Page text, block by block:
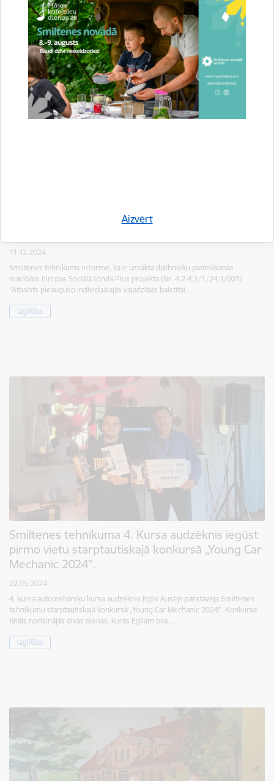
Aizvērt
apgūt transportbūvju būvtehniķa, hidrobūvju
11.12.2024.
Smiltenes tehnikums informē, ka ir uzsākta dalībnieku pieteikšanās
mācībām Eiropas Sociālā fonda Plus projekta (Nr. 4.2.4.2/1/24/I/001)
“Atbalsts pieaugušo individuālajās vajadzībās balstītai…
Izglītība
Smiltenes tehnikuma 4. Kursa audzēknis iegūst
pirmo vietu starptautiskajā konkursā „Young Car
Mechanic 2024”.
22.05.2024.
4. kursa automehāniķu kursa audzēknis Egīls Ausējs pārstāvēja Smiltenes
tehnikumu starptautiskajā konkursā „Young Car Mechanic 2024”. Konkursa
fināls norisinājās divas dienas, kurās Egīlam bija…
Izglītība